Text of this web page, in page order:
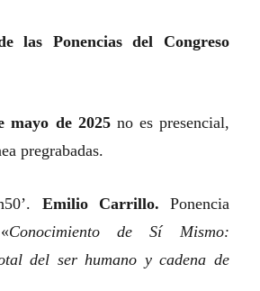
las Ponencias del Congreso
mayo de 2025no es presencial,
pregrabadas.
Emilio Carrillo. Ponencia
Conocimiento de Sí Mismo:
del ser humano y cadena de